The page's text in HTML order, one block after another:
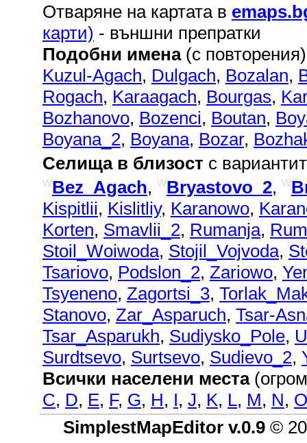
Отваряне на картата в
карти) - външни препратки
Подобни имена(с
Kuzul-Agach, Dulgach, Bozalan,
Rogach, Karaagach, Bourgas,
Bozhanovo, Bozenci, Boutan,
Boyana_2, Boyana, Bozar,
Селища в близост с
wBez_Agach, wBryastovo_2, w
Kispitlii, Kislitliy, Karanowo,
Korten, Smavlii_2, Rumanja,
Stoil_Woiwoda, Stojil_Vojvoda,
Tsariovo, Podslon_2, Zariowo,
Tsyeneno, Zagortsi_3,
Stanovo, Zar_Asparuch, Tsar-
Tsar_Asparukh, Sudiysko_Pole,
Surdtsevo, Surtsevo, Sudievo_2,
Всички населени места
C, D, E, F, G, H, I, J, K, L, M, N, O
SimplestMapEditor v.0.9 ©